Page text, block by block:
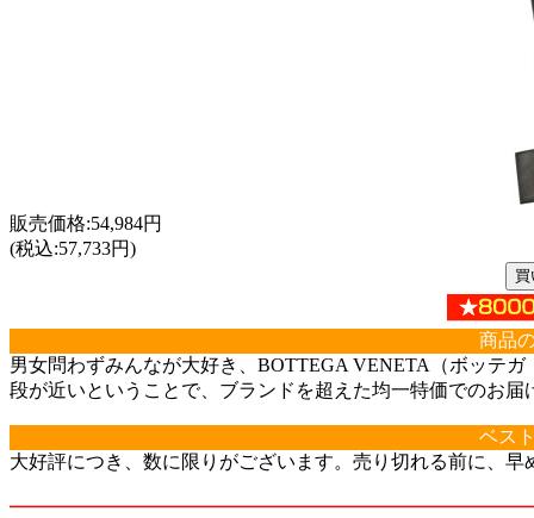
販売価格:54,984円
(税込:57,733円)
商品
男女問わずみんなが大好き、BOTTEGA VENETA（ボッテ
段が近いということで、ブランドを超えた均一特価でのお
ベス
大好評につき、数に限りがございます。売り切れる前に、